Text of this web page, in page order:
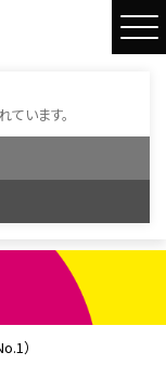
います。
）